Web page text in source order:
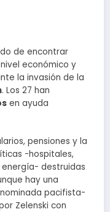
de encontrar
económico y
la invasión de la
. Los 27 han
en ayuda
pensiones y la
-hospitales,
destruidas
hay una
pacifista-
Zelenski con